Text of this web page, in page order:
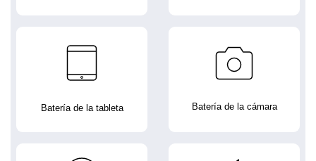
Batería de la tableta Batería de la cámara